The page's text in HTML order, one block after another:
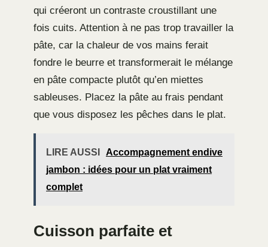
qui créeront un contraste croustillant une
fois cuits. Attention à ne pas trop travailler la
pâte, car la chaleur de vos mains ferait
fondre le beurre et transformerait le mélange
en pâte compacte plutôt qu’en miettes
sableuses. Placez la pâte au frais pendant
que vous disposez les pêches dans le plat.
LIRE AUSSI
Accompagnement endive
jambon : idées pour un plat vraiment
complet
Cuisson parfaite et